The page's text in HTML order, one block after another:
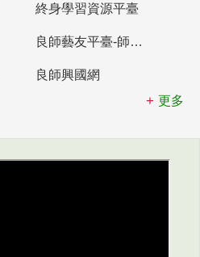
終身學習資源平臺
良師藝友平臺-師資培育整合平臺
良師興國網
更多